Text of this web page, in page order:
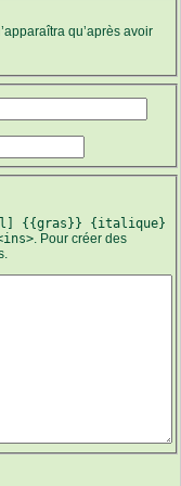
qu’après avoir
{{gras}} {italique}
. Pour créer des